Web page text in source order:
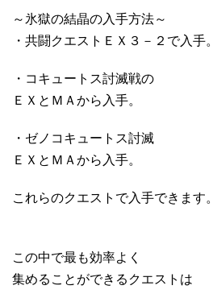
～氷獄の結晶の入手方法～
・共闘クエストＥＸ３－２で入手。
・コキュートス討滅戦の
ＥＸとＭＡから入手。
・ゼノコキュートス討滅
ＥＸとＭＡから入手。
これらのクエストで入手できます。
この中で最も効率よく
集めることができるクエストは